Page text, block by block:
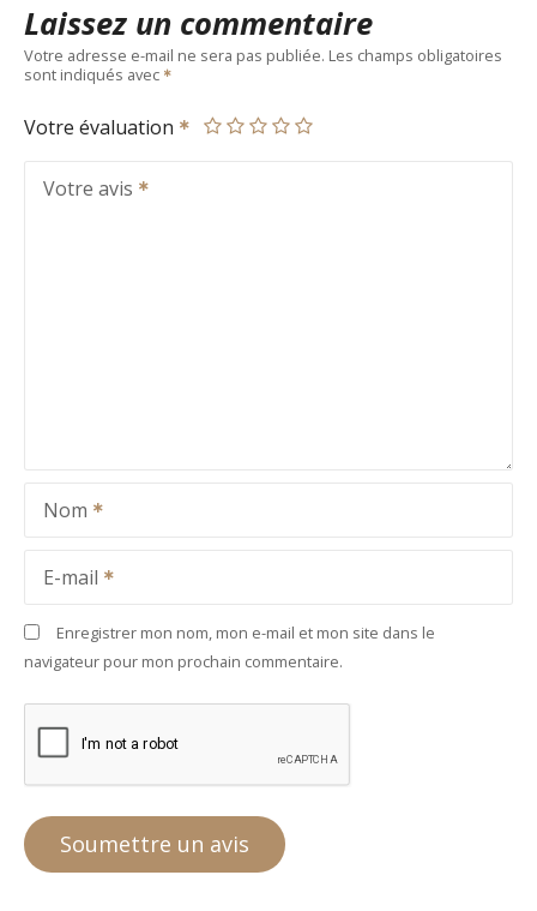
Laissez un commentaire
Votre adresse e-mail ne sera pas publiée. Les champs obligatoires
sont indiqués avec
Votre évaluation
Votre avis
Nom
E-mail
Enregistrer mon nom, mon e-mail et mon site dans le
navigateur pour mon prochain commentaire.